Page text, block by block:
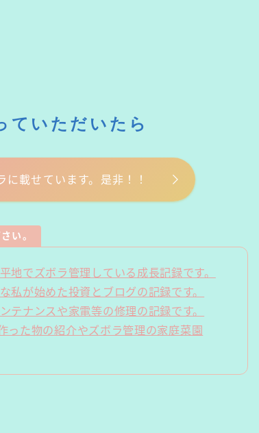
ていただいたら
載せています。是非！！
い。
でズボラ管理している成長記録です。
が始めた投資とブログの記録です。
ナンスや家電等の修理の記録です。
た物の紹介やズボラ管理の家庭菜園